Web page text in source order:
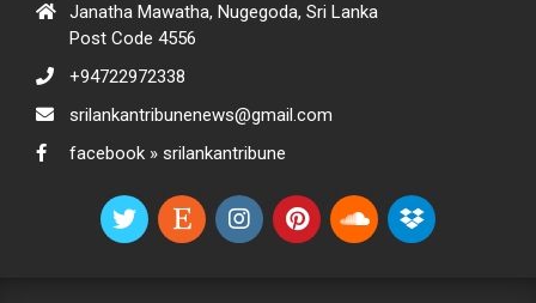
Janatha Mawatha, Nugegoda, Sri Lanka
Post Code 4556
+94722972338
srilankantribunenews@gmail.com
facebook » srilankantribune